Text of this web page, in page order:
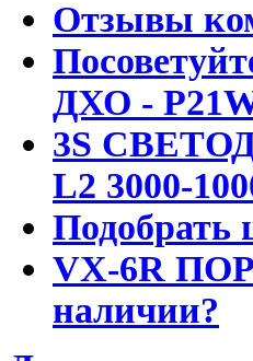
Отзывы
ДХО -
3S
L2 3000-
Подобрать
VX-6R
наличии?